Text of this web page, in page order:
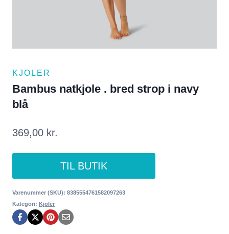
KJOLER
Bambus natkjole . bred strop i navy
blå
369,00 kr.
TIL BUTIK
Varenummer (SKU): 8385554761582097263
Kategori: Kjoler